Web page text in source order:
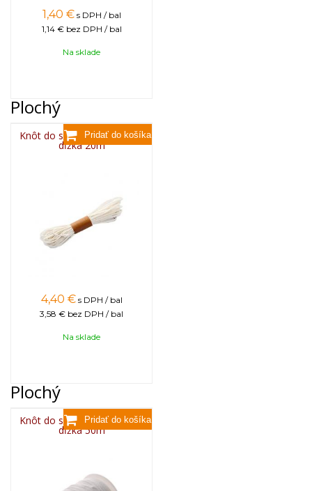
1,40 € s DPH / bal
1,14 € bez DPH / bal
Na sklade
Plochý
Knôt do sviečky plochý 3x6,
dĺžka 20m
4,40 € s DPH / bal
3,58 € bez DPH / bal
Na sklade
Plochý
Knôt do sviečky plochý 3x6,
dĺžka 50m